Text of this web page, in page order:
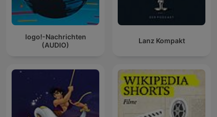
logo!-Nachrichten
(AUDIO)
Lanz Kompakt